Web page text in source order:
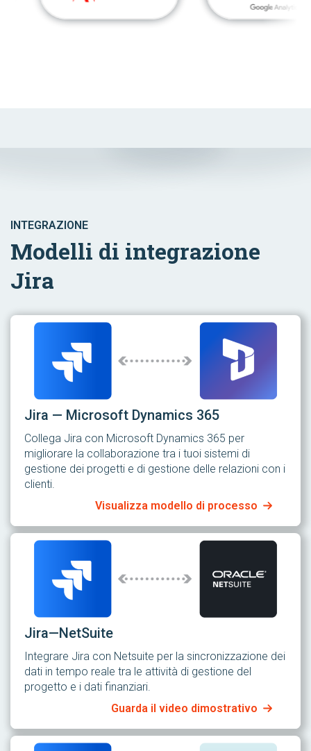
INTEGRAZIONE
Modelli di integrazione
Jira
Jira — Microsoft Dynamics 365
Collega Jira con Microsoft Dynamics 365 per
migliorare la collaborazione tra i tuoi sistemi di
gestione dei progetti e di gestione delle relazioni con i
clienti.
Visualizza modello di processo
Jira—NetSuite
Integrare Jira con Netsuite per la sincronizzazione dei
dati in tempo reale tra le attività di gestione del
progetto e i dati finanziari.
Guarda il video dimostrativo